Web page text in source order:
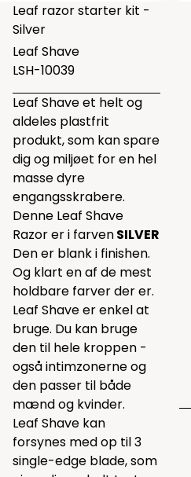
Leaf razor starter kit -
Silver
Leaf Shave
LSH-10039
Leaf Shave et helt og
aldeles plastfrit
produkt, som kan spare
dig og miljøet for en hel
masse dyre
engangsskrabere.
Denne Leaf Shave
Razor er i farvenSILVER
Den er blank i finishen.
Og klart en af de mest
holdbare farver der er.
Leaf Shave er enkel at
bruge. Du kan bruge
den til hele kroppen -
også intimzonerne og
den passer til både
mænd og kvinder.
Leaf Shave kan
forsynes med op til 3
single-edge blade, som